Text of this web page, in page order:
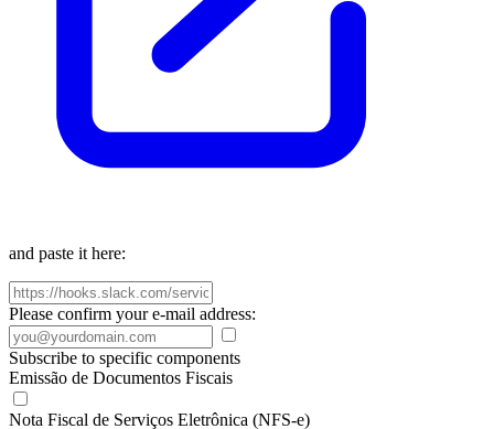
and paste it here:
Please confirm your e-mail address:
Subscribe to specific components
Emissão de Documentos Fiscais
Nota Fiscal de Serviços Eletrônica (NFS-e)